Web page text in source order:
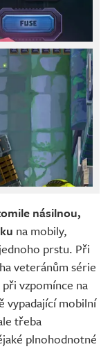
násilnou,
na mobily,
prstu. Při
veteránům série
vzpomínce na
vypadající mobilní
třeba
plnohodnotné